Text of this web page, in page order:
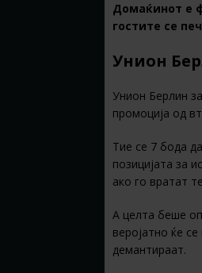
Домаќинот е
гостите се
Унион
Унион Берлин
промоција од
Тие се 7 бода
позицијата за
ако го вратат
А целта беше
веројатно ќе
демантираат.